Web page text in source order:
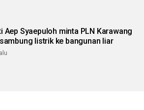
Aep Syaepuloh minta PLN Karawang
listrik ke bangunan liar